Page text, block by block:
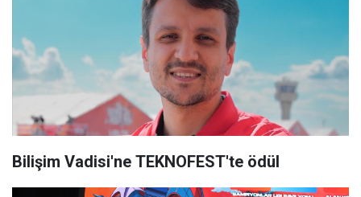
Bilişim Vadisi'ne TEKNOFEST'te ödül